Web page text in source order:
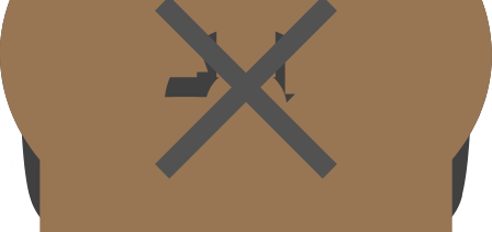
Informasi Pelayanan & Petunjuk Arah
Kegiatan Akademik & Media